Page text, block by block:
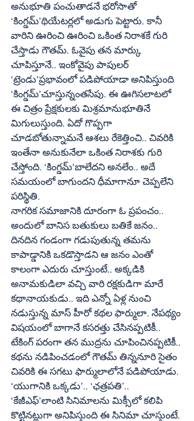
అనుభూతి పంచుతాడనే భరోసాతో
‘కింగ్డమ్‌’థియేటర్లలో అడుగు పెట్టారు. కానీ
వారిని ఊరించి ఊరించి ఒకింత నిరాశకే గురి
చేస్తాడు గౌతమ్‌. ఓవైపు తన మార్కు
చూపిస్తూనే.. ఇంకోవైపు పాపులర్‌
‘ట్రెండు’ప్రభావంలో పడిపోయాడా అనిపిస్తుంది
‘కింగ్డమ్‌’చూస్తున్నంతసేపు. ఈ ఊగిసలాటలో
ఈ చిత్రం ప్రేక్షకులకు మిశ్రమానుభూతినే
మిగులుస్తుంది. ఏదో గొప్పగా
చూడబోతున్నామనే ఆశలు రేకెత్తించి.. చివరికి
ఇంతేనా అనుకునేలా ఒకింత నిరాశకు గురి
చేస్తోంది. ‘కింగ్డమ్‌’బాలేదని అనలేం.. అదే
సమయంలో బాగుందని ధీమాగానూ చెప్పలేని
పరిస్థితి.
నాగరిక సమాజానికి దూరంగా ఓ ప్రపంచం..
అందులో బానిస బతుకులు బతికే జనం..
దినదిన గండంగా గడుపుతున్న తమను
కాపాడ్డానికి ఒకడొస్తాడని ఆ జనం ఎంతో
కాలంగా ఎదురు చూస్తుంటే.. అక్కడికి
అనామకుడిలా వచ్చి వారి రక్షకుడిగా మారే
కథానాయకుడు.. ఇది ఎన్నో ఏళ్ల నుంచి
నడుస్తున్న మాస్‌ హీరో కథల ఫార్ములా. నేపథ్యం
విషయంలో బాగానే కసరత్తు చేసినప్పటికీ..
టేకింగ్‌ పరంగా తన ముద్రను చూపించినప్పటికీ..
కథను నడిపించడంలో గౌతమ్‌ తిన్ననూరి సైతం
చివరికి ఈ సగటు ఫార్ములాలోనే పడిపోయాడు.
‘యుగానికి ఒక్కడు’.. ‘ఛత్రపతి’..
‘కేజీఎఫ్‌’లాంటి సినిమాలను మిక్సీలో కలిపి
కొట్టినట్లుగా అనిపిస్తుంది ఈ సినిమా చూస్తుంటే.